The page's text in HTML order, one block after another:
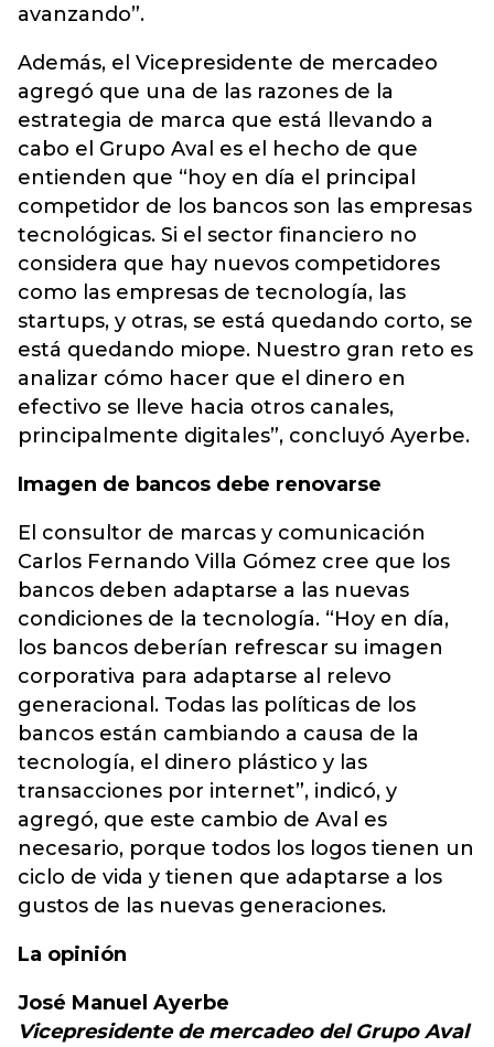
avanzando”.
Además, el Vicepresidente de mercadeo
agregó que una de las razones de la
estrategia de marca que está llevando a
cabo el Grupo Aval es el hecho de que
entienden que “hoy en día el principal
competidor de los bancos son las empresas
tecnológicas. Si el sector financiero no
considera que hay nuevos competidores
como las empresas de tecnología, las
startups, y otras, se está quedando corto, se
está quedando miope. Nuestro gran reto es
analizar cómo hacer que el dinero en
efectivo se lleve hacia otros canales,
principalmente digitales”, concluyó Ayerbe.
Imagen de bancos debe renovarse
El consultor de marcas y comunicación
Carlos Fernando Villa Gómez cree que los
bancos deben adaptarse a las nuevas
condiciones de la tecnología. “Hoy en día,
los bancos deberían refrescar su imagen
corporativa para adaptarse al relevo
generacional. Todas las políticas de los
bancos están cambiando a causa de la
tecnología, el dinero plástico y las
transacciones por internet”, indicó, y
agregó, que este cambio de Aval es
necesario, porque todos los logos tienen un
ciclo de vida y tienen que adaptarse a los
gustos de las nuevas generaciones.
La opinión
José Manuel Ayerbe
Vicepresidente de mercadeo del Grupo Aval